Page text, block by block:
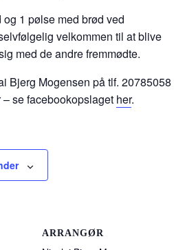
1 pølse med brød ved
velkommen til at blive
med de andre fremmødte.
Bjerg Mogensen på tlf. 20785058
se facebookopslaget her.
ARRANGØR